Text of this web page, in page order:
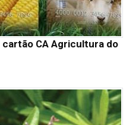
cartão CA Agricultura do